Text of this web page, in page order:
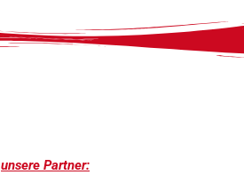
unsere Partner: